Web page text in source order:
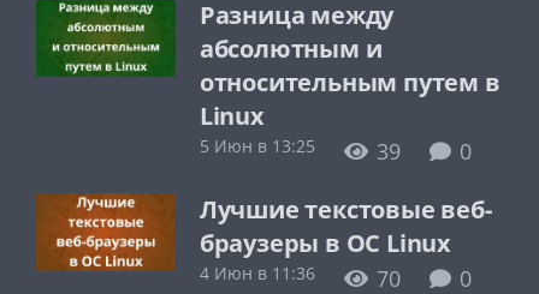
Разница между
абсолютным и
относительным путем в
Linux
5 Июн в 13:25 39 0
Лучшие текстовые веб-
браузеры в ОС Linux
4 Июн в 11:36 70 0